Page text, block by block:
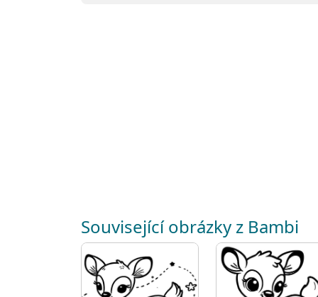
Související obrázky z Bambi